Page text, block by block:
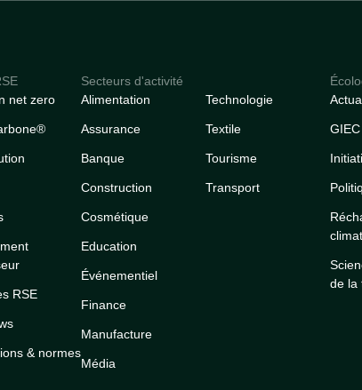
net zero
RSE
& normes
Secteurs d'activité
Alimentation
Assurance
Banque
Construction
Cosmétique
Education
Événementiel
Finance
Manufacture
Média
Technologie
Textile
Tourisme
Transport
GIEC
de la